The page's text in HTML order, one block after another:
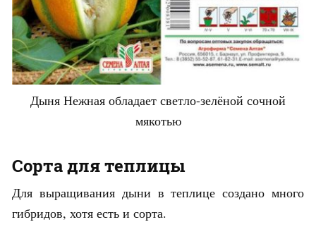
Дыня Нежная обладает светло-зелёной сочной
мякотью
Сорта для теплицы
Для выращивания дыни в теплице создано много
гибридов, хотя есть и сорта.